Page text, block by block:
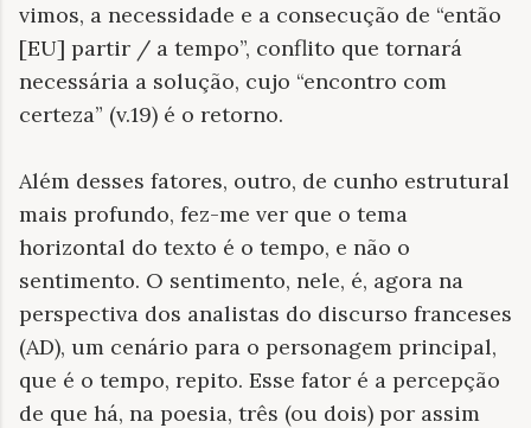
vimos, a necessidade e a consecução de “então
[EU] partir / a tempo”, conflito que tornará
necessária a solução, cujo “encontro com
certeza” (v.19) é o retorno.
Além desses fatores, outro, de cunho estrutural
mais profundo, fez-me ver que o tema
horizontal do texto é o tempo, e não o
sentimento. O sentimento, nele, é, agora na
perspectiva dos analistas do discurso franceses
(AD), um cenário para o personagem principal,
que é o tempo, repito. Esse fator é a percepção
de que há, na poesia, três (ou dois) por assim